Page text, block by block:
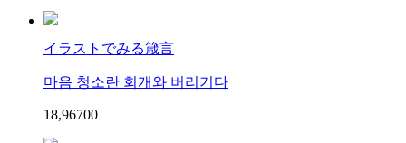
イラストでみる箴言
마음 청소란 회개와 버리기다
18,96700